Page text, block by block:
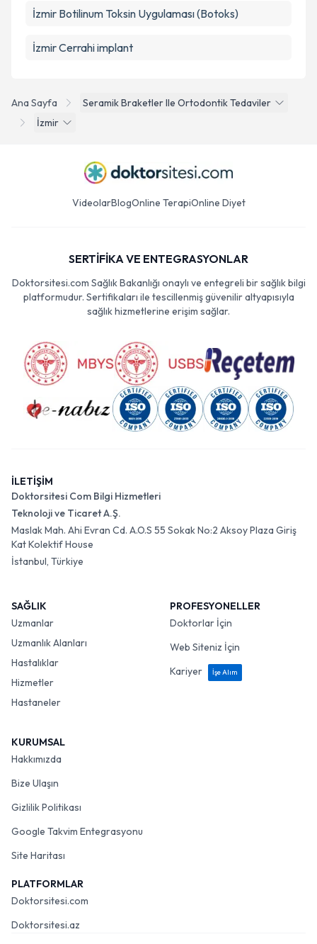
Ana Sayfa
Seramik Braketler Ile Ortodontik Tedaviler
İzmir
İzmir Botilinum Toksin Uygulaması (Botoks)
İzmir Cerrahi implant
VideolarBlogOnline TerapiOnline Diyet
SERTİFİKA VE ENTEGRASYONLAR
Doktorsitesi.com Sağlık Bakanlığı onaylı ve entegreli bir sağlık bilgi
platformudur. Sertifikaları ile tescillenmiş güvenilir altyapısıyla
sağlık hizmetlerine erişim sağlar.
İLETİŞİM
Doktorsitesi Com Bilgi Hizmetleri
Teknoloji ve Ticaret A.Ş.
Maslak Mah. Ahi Evran Cd. A.O.S 55 Sokak No:2 Aksoy Plaza Giriş
Kat Kolektif House
İstanbul, Türkiye
SAĞLIK
Uzmanlar
Uzmanlık Alanları
Hastalıklar
Hizmetler
Hastaneler
PROFESYONELLER
Doktorlar İçin
Web Siteniz İçin
Kariyer
İşe Alım
KURUMSAL
Hakkımızda
Bize Ulaşın
Gizlilik Politikası
Google Takvim Entegrasyonu
Site Haritası
PLATFORMLAR
Doktorsitesi.com
Doktorsitesi.az